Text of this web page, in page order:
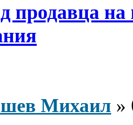
продавца
Михаил »